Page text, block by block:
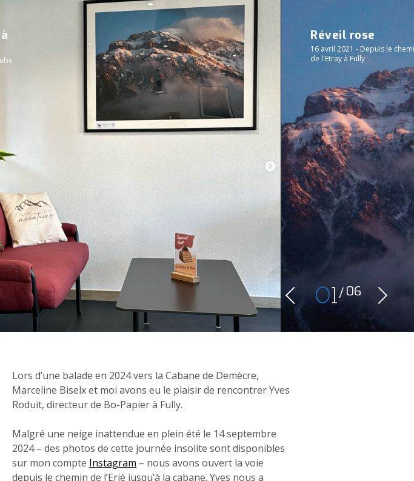
Réveil rose
16 avril 2021 - Depuis le
de l'Etray à Fully
01 06
Lors d’une balade en 2024 vers la Cabane de Demècre,
Marceline Biselx et moi avons eu le plaisir de rencontrer Yves
Roduit, directeur de Bo-Papier à Fully.
Malgré une neige inattendue en plein été le 14 septembre
2024 – des photos de cette journée insolite sont disponibles
sur mon compte Instagram – nous avons ouvert la voie
depuis le chemin de l’Erié jusqu’à la cabane. Yves nous a